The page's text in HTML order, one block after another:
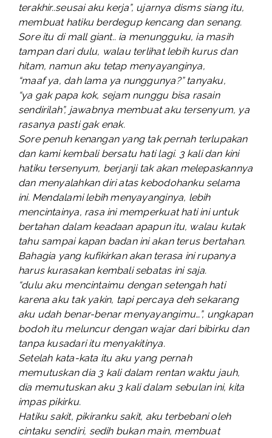
terakhir..seusai aku kerja”, ujarnya disms siang itu,
membuat hatiku berdegup kencang dan senang.
Sore itu di mall giant.. ia menungguku, ia masih
tampan dari dulu, walau terlihat lebih kurus dan
hitam, namun aku tetap menyayanginya,
“maaf ya, dah lama ya nunggunya?” tanyaku,
“ya gak papa kok, sejam nunggu bisa rasain
sendirilah”, jawabnya membuat aku tersenyum, ya
rasanya pasti gak enak.
Sore penuh kenangan yang tak pernah terlupakan
dan kami kembali bersatu hati lagi. 3 kali dan kini
hatiku tersenyum, berjanji tak akan melepaskannya
dan menyalahkan diri atas kebodohanku selama
ini. Mendalami lebih menyayanginya, lebih
mencintainya, rasa ini memperkuat hati ini untuk
bertahan dalam keadaan apapun itu, walau kutak
tahu sampai kapan badan ini akan terus bertahan.
Bahagia yang kufikirkan akan terasa ini rupanya
harus kurasakan kembali sebatas ini saja.
“dulu aku mencintaimu dengan setengah hati
karena aku tak yakin, tapi percaya deh sekarang
aku udah benar-benar menyayangimu…”, ungkapan
bodoh itu meluncur dengan wajar dari bibirku dan
tanpa kusadari itu menyakitinya.
Setelah kata-kata itu aku yang pernah
memutuskan dia 3 kali dalam rentan waktu jauh,
dia memutuskan aku 3 kali dalam sebulan ini, kita
impas pikirku.
Hatiku sakit, pikiranku sakit, aku terbebani oleh
cintaku sendiri, sedih bukan main, membuat